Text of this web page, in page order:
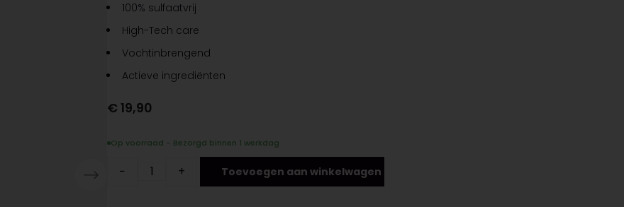
100% sulfaatvrij
High-Tech care
Vochtinbrengend
Actieve ingrediënten
€ 19,90
Op voorraad - Bezorgd binnen 1 werkdag
− + Toevoegen aan winkelwagen